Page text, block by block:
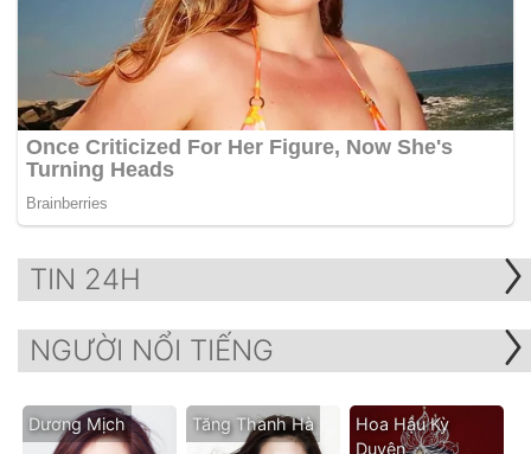
TIN 24H
NGƯỜI NỔI TIẾNG
Dương Mịch Tăng Thanh Hà
Hoa Hậu Kỳ
Duyên